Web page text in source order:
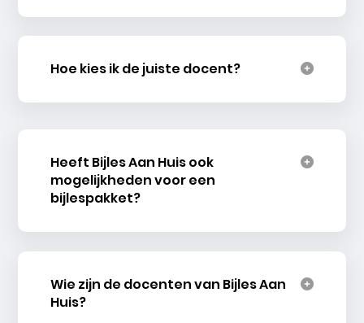
Hoe kies ik de juiste docent?
Heeft Bijles Aan Huis ook
mogelijkheden voor een
bijlespakket?
Wie zijn de docenten van Bijles Aan
Huis?